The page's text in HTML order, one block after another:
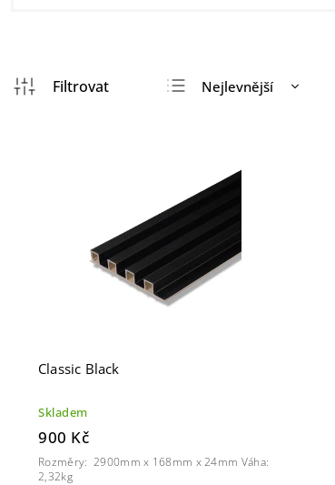
Nejlevnější
Abecedně
Classic Black
Skladem
900 Kč
Rozměry: 2900mm x 168mm x 24mm Váha:
2,32kg